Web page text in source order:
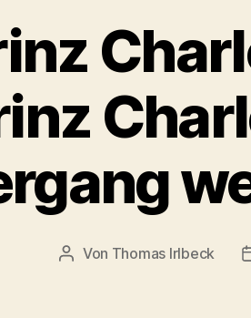
Beitragsautor
Von Thomas Irlbeck